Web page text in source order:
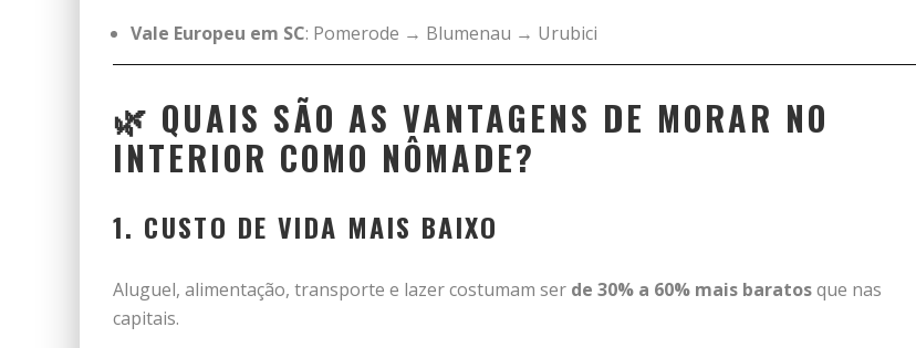
Vale Europeu em SC: Pomerode → Blumenau → Urubici
🌿 QUAIS SÃO AS VANTAGENS DE MORAR NO
INTERIOR COMO NÔMADE?
1. CUSTO DE VIDA MAIS BAIXO
Aluguel, alimentação, transporte e lazer costumam ser de 30% a 60% mais baratosque nas
capitais.